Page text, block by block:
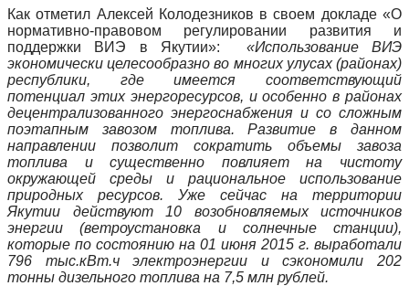
Как отметил Алексей Колодезников в своем докладе «О
нормативно-правовом регулировании развития и
поддержки ВИЭ в Якутии»: «Использование ВИЭ
экономически целесообразно во многих улусах (районах)
республики, где имеется соответствующий
потенциал этих энергоресурсов, и особенно в районах
децентрализованного энергоснабжения и со сложным
поэтапным завозом топлива. Развитие в данном
направлении позволит сократить объемы завоза
топлива и существенно повлияет на чистоту
окружающей среды и рациональное использование
природных ресурсов. Уже сейчас на территории
Якутии действуют 10 возобновляемых источников
энергии (ветроустановка и солнечные станции),
которые по состоянию на 01 июня 2015 г. выработали
796 тыс.кВт.ч электроэнергии и сэкономили 202
тонны дизельного топлива на 7,5 млн рублей.